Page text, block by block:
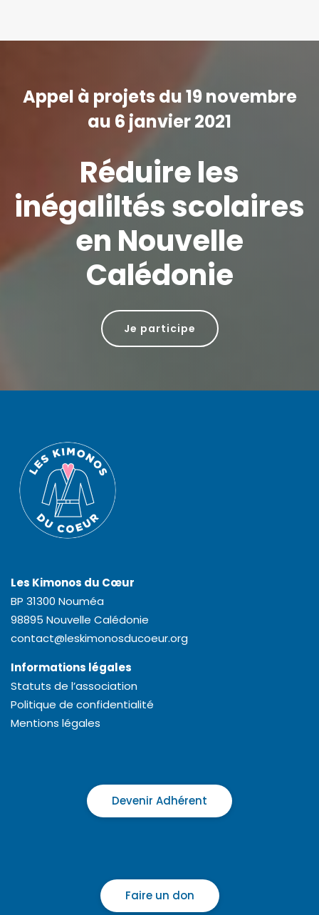
Appel à projets du 19 novembre
au 6 janvier 2021
Réduire les
inégaliltés scolaires
en Nouvelle
Calédonie
Je participe
Les Kimonos du Cœur
BP 31300 Nouméa
98895 Nouvelle Calédonie
contact@leskimonosducoeur.org
Informations légales
Statuts de l’association
Politique de confidentialité
Mentions légales
Devenir Adhérent
Faire un don